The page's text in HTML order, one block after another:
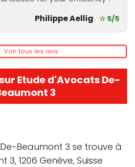
Philippe Aellig
☆ 5/5
Voir tous les avis
Etude d'Avocats De-
3
Beaumont 3 se trouve à
3, 1206 Genève, Suisse